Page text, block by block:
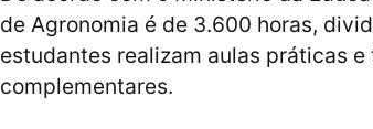
de Agronomia é de 3.600 horas,
estudantes realizam aulas práticas
complementares.